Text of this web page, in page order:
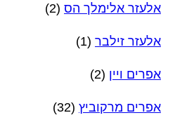
אלעזר אלימלך הס (2)
אלעזר זילבר (1)
אפרים ויין (2)
אפרים מרקוביץ (32)